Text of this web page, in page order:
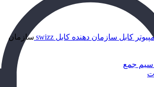
کنید
کابل سازمان دهنده کابل swizz
سازمان
سیم جمع